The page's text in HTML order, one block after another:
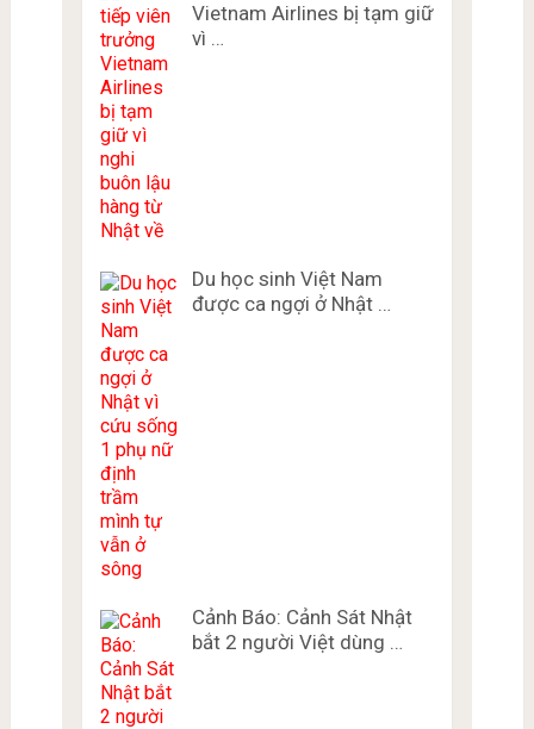
Vietnam Airlines bị tạm giữ
vì …
Du học sinh Việt Nam
được ca ngợi ở Nhật …
Cảnh Báo: Cảnh Sát Nhật
bắt 2 người Việt dùng …